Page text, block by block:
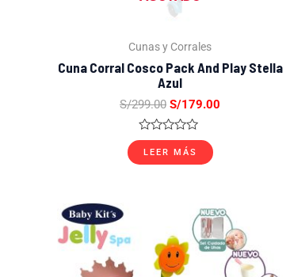
Cunas y Corrales
Cuna Corral Cosco Pack And Play Stella
Azul
S/299.00 S/179.00
Valorado
con
0
LEER MÁS
precio
original
era:
S/199.00.
El
precio
actual
es:
S/129.00.